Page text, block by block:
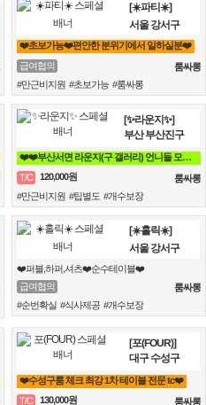
[☀️파티☀️]
서울 강서구
❤️초보가능❤️편안한 분위기에서 일하실분❤️
급여협의
룸싸롱
#만근비지원 #초보가능 #룸싸롱
[✨라운지✨]
부산 부산진구
❤️❤️부산서면 라운지(구 갤러리) 언니들 모십니다❤️❤️
T/C
120,000원
룸싸롱
#만근비지원 #팁별도 #개수보장
[☀️홀릭☀️]
서울 강서구
❤️퍼블,하퍼,셔츠❤️순수테이블❤️
급여협의
룸싸롱
#순번확실 #식사제공 #개수보장
[포(FOUR)]
대구 수성구
❤️수성구룸 체크 최강 1차 테이블 전문 tc❤️
T/C
130,000원
룸싸롱